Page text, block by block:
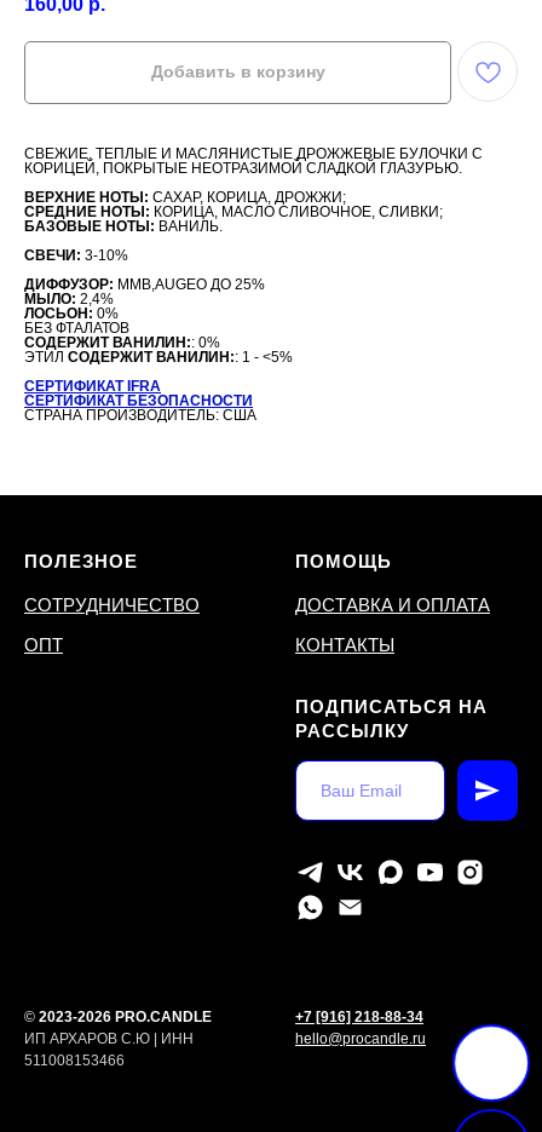
160,00 р.
Добавить в корзину
СВЕЖИЕ, ТЕПЛЫЕ И МАСЛЯНИСТЫЕ ДРОЖЖЕВЫЕ БУЛОЧКИ С
КОРИЦЕЙ, ПОКРЫТЫЕ НЕОТРАЗИМОЙ СЛАДКОЙ ГЛАЗУРЬЮ.
ВЕРХНИЕ НОТЫ: САХАР, КОРИЦА, ДРОЖЖИ;
СРЕДНИЕ НОТЫ: КОРИЦА, МАСЛО СЛИВОЧНОЕ, СЛИВКИ;
БАЗОВЫЕ НОТЫ: ВАНИЛЬ.
СВЕЧИ: 3-10%
ДИФФУЗОР: MMB,AUGEO ДО 25%
МЫЛО: 2,4%
ЛОСЬОН: 0%
БЕЗ ФТАЛАТОВ
СОДЕРЖИТ ВАНИЛИН:: 0%
ЭТИЛ СОДЕРЖИТ ВАНИЛИН:: 1 - <5%
СЕРТИФИКАТ IFRA
СЕРТИФИКАТ БЕЗОПАСНОСТИ
СТРАНА ПРОИЗВОДИТЕЛЬ: США
ПОЛЕЗНОЕ
СОТРУДНИЧЕСТВО
ОПТ
ПОМОЩЬ
ДОСТАВКА И ОПЛАТА
КОНТАКТЫ
ПОДПИСАТЬСЯ НА
РАССЫЛКУ
© 2023-2026 PRO.CANDLE
ИП АРХАРОВ С.Ю | ИНН
511008153466
+7 [916] 218-88-34
hello@procandle.ru